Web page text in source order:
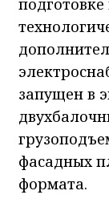
запущен в
фасадных
формата.